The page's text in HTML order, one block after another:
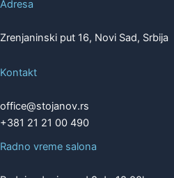
Adresa
Zrenjaninski put 16, Novi Sad, Srbija
Kontakt
office@stojanov.rs
+381 21 21 00 490
Radno vreme salona